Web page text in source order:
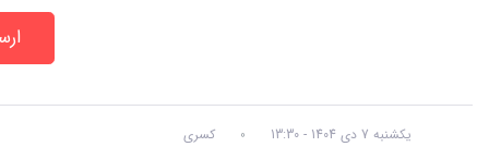
یکشنبه 7 دی 1404 - 13:30 کسری